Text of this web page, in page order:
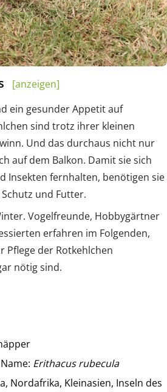
[anzeigen]
ein gesunder Appetit auf
sind trotz ihrer kleinen
Und das durchaus nicht nur
auf dem Balkon. Damit sie sich
Insekten fernhalten, benötigen sie
und Futter.
Vogelfreunde, Hobbygärtner
erfahren im Folgenden,
Pflege der Rotkehlchen
nötig sind.
Erithacus rubecula
Nordafrika, Kleinasien, Inseln des